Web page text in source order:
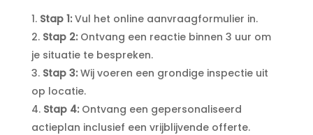
Stap 1:Vul het online aanvraagformulier in.​
Stap 2:Ontvang een reactie binnen 3 uur om
je situatie te bespreken.​
Stap 3:Wij voeren een grondige inspectie uit
op locatie.​
Stap 4:Ontvang een gepersonaliseerd
actieplan inclusief een vrijblijvende offerte.​